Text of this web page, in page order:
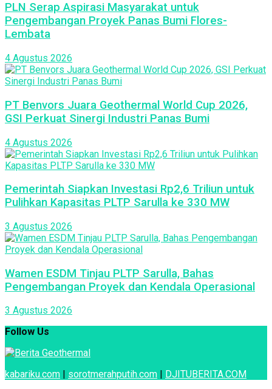
PLN Serap Aspirasi Masyarakat untuk
Pengembangan Proyek Panas Bumi Flores-
Lembata
4 Agustus 2026
PT Benvors Juara Geothermal World Cup 2026,
GSI Perkuat Sinergi Industri Panas Bumi
4 Agustus 2026
Pemerintah Siapkan Investasi Rp2,6 Triliun untuk
Pulihkan Kapasitas PLTP Sarulla ke 330 MW
3 Agustus 2026
Wamen ESDM Tinjau PLTP Sarulla, Bahas
Pengembangan Proyek dan Kendala Operasional
3 Agustus 2026
Follow Us
kabariku.com sorotmerahputih.com
DJITUBERITA.COM